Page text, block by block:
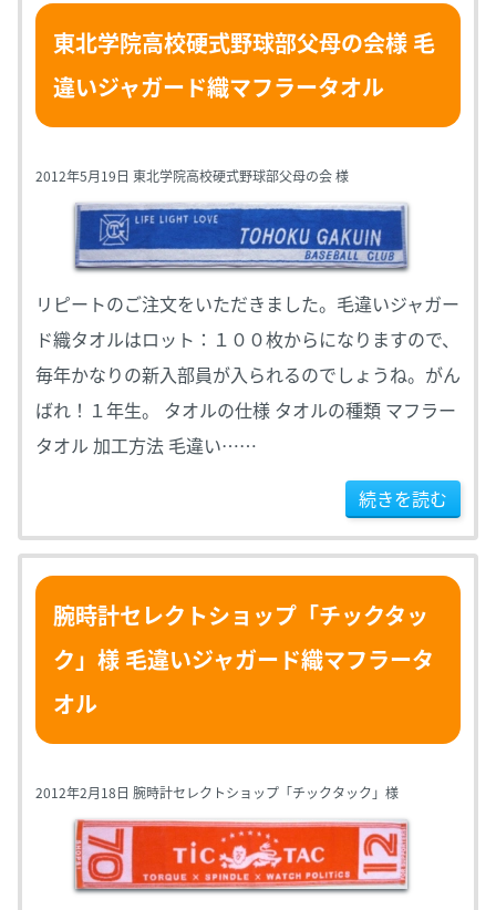
東北学院高校硬式野球部父母の会様 毛
違いジャガード織マフラータオル
2012年5月19日 東北学院高校硬式野球部父母の会 様
リピートのご注文をいただきました。毛違いジャガー
ド織タオルはロット：１００枚からになりますので、
毎年かなりの新入部員が入られるのでしょうね。がん
ばれ！１年生。 タオルの仕様 タオルの種類 マフラー
タオル 加工方法 毛違い……
続きを読む
腕時計セレクトショップ「チックタッ
ク」様 毛違いジャガード織マフラータ
オル
2012年2月18日 腕時計セレクトショップ「チックタック」様